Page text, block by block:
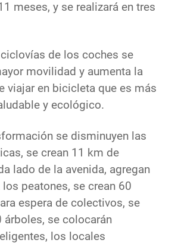
meses, y se realizará en tres
de los coches se
movilidad y aumenta la
viajar en bicicleta que es más
y ecológico.
se disminuyen las
se crean 11 km de
lado de la avenida, agregan
peatones, se crean 60
espera de colectivos, se
árboles, se colocarán
los locales